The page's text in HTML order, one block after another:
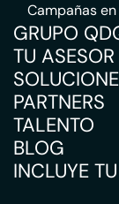
Campañas
GRUPO
TU ASESOR
PARTNERS
TALENTO
BLOG
INCLUYE